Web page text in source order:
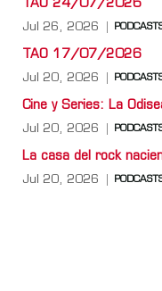
TAO 24/07/2026
Jul 26, 2026
TAO 17/07/2026
Jul 20, 2026
Cine y Series: La
Jul 20, 2026
La casa del rock
Jul 20, 2026